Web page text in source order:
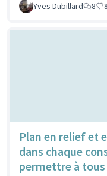
Yves Dubillard
8 8
Plan en relief et
dans chaque
permettre à tous